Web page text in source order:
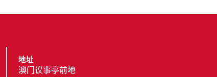
地址
澳门议事亭前地